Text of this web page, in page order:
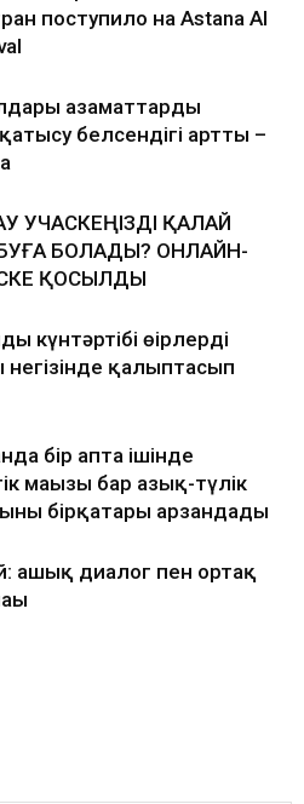
поступило на Astana AI
азаматтардың
белсендігі артты –
УЧАСКЕҢІЗДІ ҚАЛАЙ
БОЛАДЫ? ОНЛАЙН-
ҚОСЫЛДЫ
күнтәртібі өңірлердің
негізінде қалыптасып
бір апта ішінде
маңызы бар азық-түлік
бірқатары арзандады
ашық диалог пен ортақ